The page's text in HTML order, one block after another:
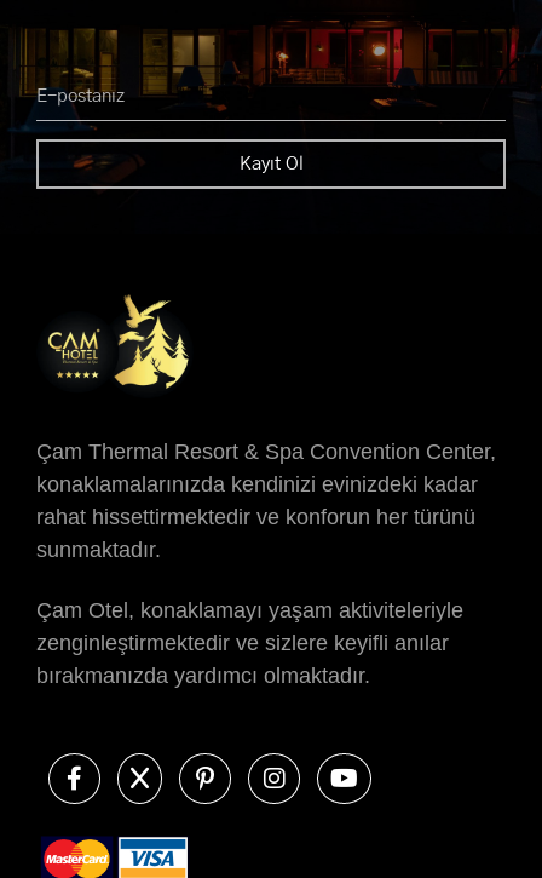
Çam Thermal Resort & Spa Convention Center,
konaklamalarınızda kendinizi evinizdeki kadar
rahat hissettirmektedir ve konforun her türünü
sunmaktadır.
Çam Otel, konaklamayı yaşam aktiviteleriyle
zenginleştirmektedir ve sizlere keyifli anılar
bırakmanızda yardımcı olmaktadır.